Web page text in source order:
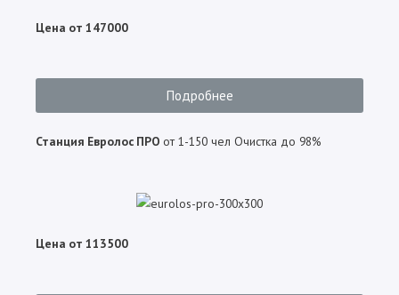
Цена от 147000
Подробнее
Станция Евролос ПРО от 1-150 чел Очистка до 98%
Цена от 113500